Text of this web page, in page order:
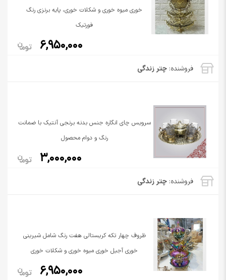
فروشنده:چتر زندگی
خوری میوه خوری و شکلات خوری، پایه برنزی رنگ
فورتیک
6,950,000
فروشنده:چتر زندگی
سرویس چای انگاره جنس بدنه برنجی آنتیک با ضمانت
رنگ و دوام محصول
3,000,000
ظروف چهار تکه کریستالی هفت رنگ شامل شیرینی
خوری آجیل خوری میوه خوری و شکلات خوری
6,950,000